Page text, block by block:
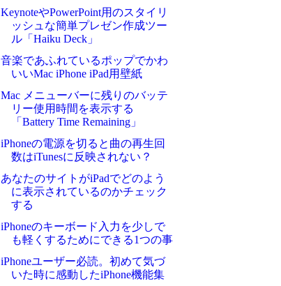
KeynoteやPowerPoint用のスタイリ
ッシュな簡単プレゼン作成ツー
ル「Haiku Deck」
音楽であふれているポップでかわ
いいMac iPhone iPad用壁紙
Mac メニューバーに残りのバッテ
リー使用時間を表示する
「Battery Time Remaining」
iPhoneの電源を切ると曲の再生回
数はiTunesに反映されない？
あなたのサイトがiPadでどのよう
に表示されているのかチェック
する
iPhoneのキーボード入力を少しで
も軽くするためにできる1つの事
iPhoneユーザー必読。初めて気づ
いた時に感動したiPhone機能集